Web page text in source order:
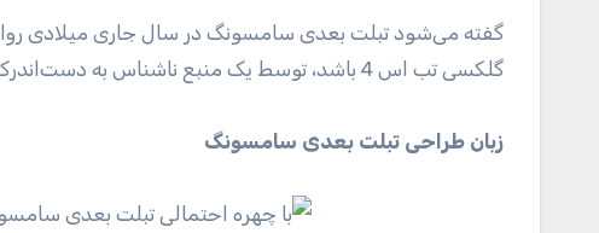
گفته می‌شود تبلت بعدی سامسونگ در سال جاری میلادی
گلکسی تب اس 4 باشد، توسط یک منبع ناشناس به دست‌اندرکاران وب‌سایت Android Headlines رسیده است.
زبان طراحی تبلت بعدی سامسونگ